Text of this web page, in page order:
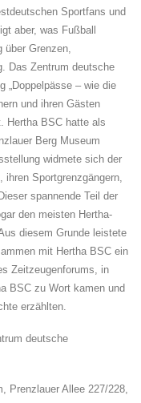
Sportfans und
aber, was Fußball
Grenzen,
Das Zentrum deutsche
„Doppelpässe – wie die
und ihren Gästen
Hertha BSC hatte als
Berg Museum
widmete sich der
Sportgrenzgängern,
spannende Teil der
den meisten Hertha-
diesem Grunde leistete
mit Hertha BSC ein
Zeitzeugenforums, in
BSC zu Wort kamen und
erzählten.
deutsche
Prenzlauer Allee 227/228,